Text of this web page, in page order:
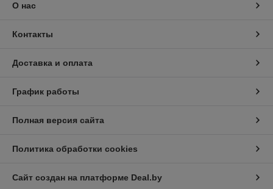
О нас
Контакты
Доставка и оплата
График работы
Полная версия сайта
Политика обработки cookies
Сайт создан на платформе Deal.by